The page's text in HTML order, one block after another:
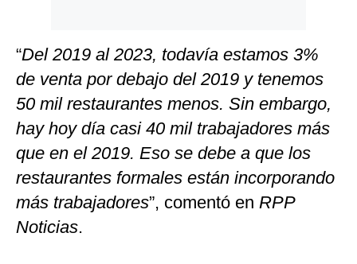
“Del 2019 al 2023, todavía estamos 3%
de venta por debajo del 2019 y tenemos
50 mil restaurantes menos. Sin embargo,
hay hoy día casi 40 mil trabajadores más
que en el 2019. Eso se debe a que los
restaurantes formales están incorporando
más trabajadores”, comentó en RPP
Noticias.